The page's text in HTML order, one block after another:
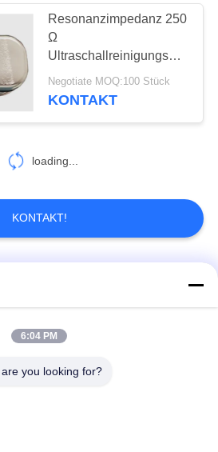
22
Resonanzimpedanz 250
Ω
für 300 ml
Schüsselvolumen
Negotiate MOQ:100 Stück
KONTAKT
loading...
KONTAKT!
Alle
Medizinischer
6:04 PM
you looking for?